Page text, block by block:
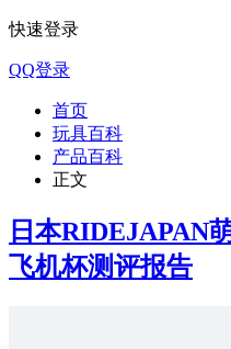
快速登录
QQ登录
首页
玩具百科
产品百科
正文
日本RIDEJAPAN
飞机杯测评报告